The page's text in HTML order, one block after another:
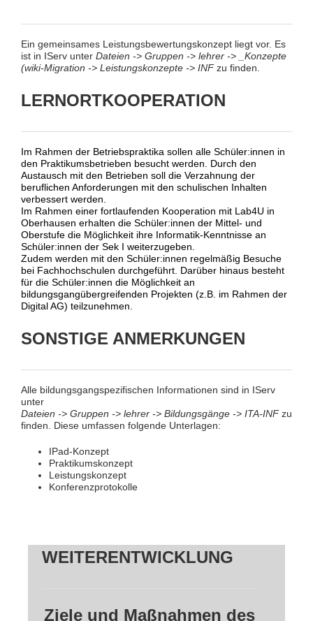
Ein gemeinsames Leistungsbewertungskonzept liegt vor. Es
ist in IServ unter Dateien -> Gruppen -> lehrer -> _Konzepte
(wiki-Migration -> Leistungskonzepte -> INFzu finden.
LERNORTKOOPERATION
Im Rahmen der Betriebspraktika sollen alle Schüler:innen in
den Praktikumsbetrieben besucht werden. Durch den
Austausch mit den Betrieben soll die Verzahnung der
beruflichen Anforderungen mit den schulischen Inhalten
verbessert werden.
Im Rahmen einer fortlaufenden Kooperation mit Lab4U in
Oberhausen erhalten die Schüler:innen der Mittel- und
Oberstufe die Möglichkeit ihre Informatik-Kenntnisse an
Schüler:innen der Sek I weiterzugeben.
Zudem werden mit den Schüler:innen regelmäßig Besuche
bei Fachhochschulen durchgeführt. Darüber hinaus besteht
für die Schüler:innen die Möglichkeit an
bildungsgangübergreifenden Projekten (z.B. im Rahmen der
Digital AG) teilzunehmen.
SONSTIGE ANMERKUNGEN
Alle bildungsgangspezifischen Informationen sind in IServ
unter
Dateien -> Gruppen -> lehrer -> Bildungsgänge -> ITA-INF zu
finden. Diese umfassen folgende Unterlagen:
IPad-Konzept
Praktikumskonzept
Leistungskonzept
Konferenzprotokolle
WEITERENTWICKLUNG
Ziele und Maßnahmen des